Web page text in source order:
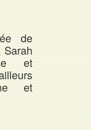
de
Sarah
et
et